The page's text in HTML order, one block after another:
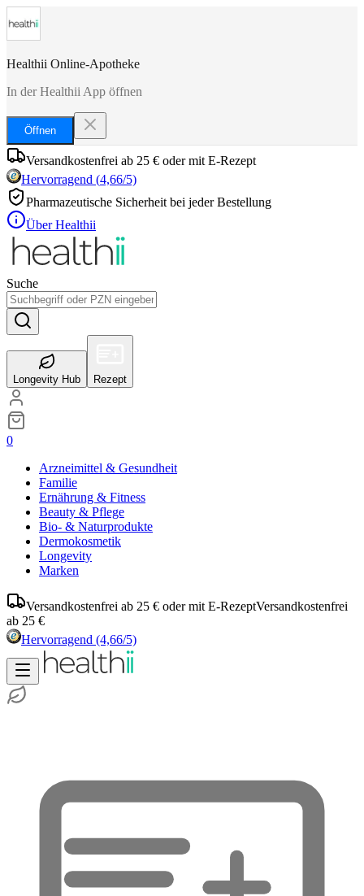
Healthii Online-Apotheke
In der Healthii App öffnen
Öffnen
Versandkostenfrei ab 25 € oder mit E-Rezept
Hervorragend (4,66/5)
Pharmazeutische Sicherheit bei jeder Bestellung
Über Healthii
Suche
Longevity Hub Rezept
0
Arzneimittel & Gesundheit
Familie
Ernährung & Fitness
Beauty & Pflege
Bio- & Naturprodukte
Dermokosmetik
Longevity
Marken
Versandkostenfrei ab 25 € oder mit E-RezeptVersandkostenfrei
ab 25 €
Hervorragend (4,66/5)